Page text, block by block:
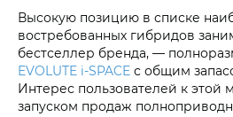
Высокую позицию в списке
востребованных гибридов
бестселлер бренда, —
EVOLUTE i‑SPACE с общим
Интерес пользователей к этой
запуском продаж